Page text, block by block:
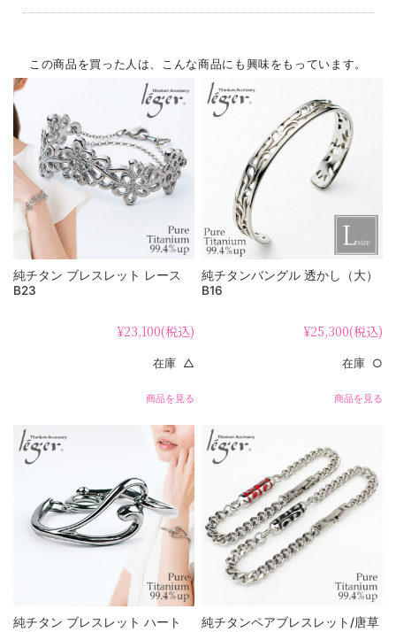
この商品を買った人は、こんな商品にも興味をもっています。
純チタン ブレスレット レース
B23
¥23,100(税込)
在庫 △
商品を見る
純チタンバングル 透かし（大）
B16
¥25,300(税込)
在庫 ○
商品を見る
純チタン ブレスレット ハート
純チタンペアブレスレット/唐草